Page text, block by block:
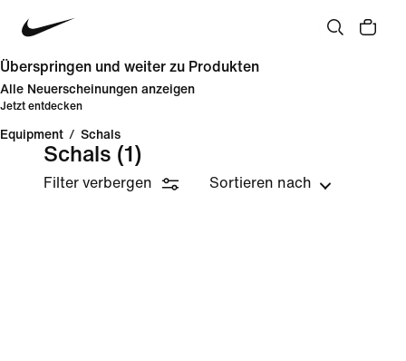
Überspringen und weiter zu Produkten
Alle Neuerscheinungen anzeigen
Jetzt entdecken
Equipment / Schals
Schals (1)
Filter verbergen Sortieren nach